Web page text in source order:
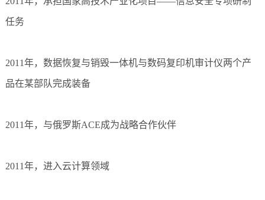
任务
2011年，数据恢复与销毁一体机与数码复印机审计仪两个产
品在某部队完成装备
2011年，与俄罗斯ACE成为战略合作伙伴
2011年，进入云计算领域